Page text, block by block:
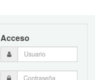
Acceso